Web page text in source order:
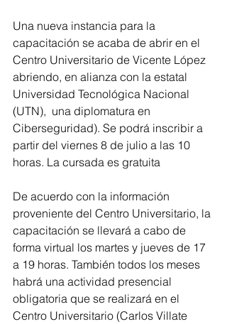
Una nueva instancia para la
capacitación se acaba de abrir en el
Centro Universitario de Vicente López
abriendo, en alianza con la estatal
Universidad Tecnológica Nacional
(UTN),  una diplomatura en
Ciberseguridad). Se podrá inscribir a
partir del viernes 8 de julio a las 10
horas. La cursada es gratuita
De acuerdo con la información
proveniente del Centro Universitario, la
capacitación se llevará a cabo de
forma virtual los martes y jueves de 17
a 19 horas. También todos los meses
habrá una actividad presencial
obligatoria que se realizará en el
Centro Universitario (Carlos Villate